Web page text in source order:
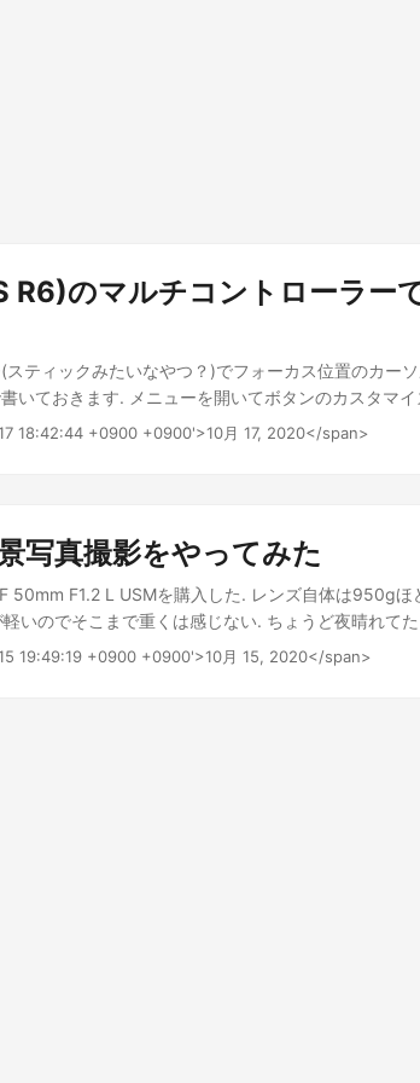
R6)のマルチコントローラー
スティックみたいなやつ？)でフォーカス位置のカー
いておきます. メニューを開いてボタンのカスタマ
チコントローラーの項目に移動する. マルチコントロ
ローラー設定メニュー ボタンカスタマイズ
18:42:44 +0900 +0900'>10月 17, 2020</span>
写真撮影をやってみた
50mm F1.2 L USMを購入した. レンズ自体は950gほ
いのでそこまで重くは感じない. ちょうど夜晴れて
. EOS R6より高感度に弱いみたいな話あるけどEOS
19:49:19 +0900 +0900'>10月 15, 2020</span>